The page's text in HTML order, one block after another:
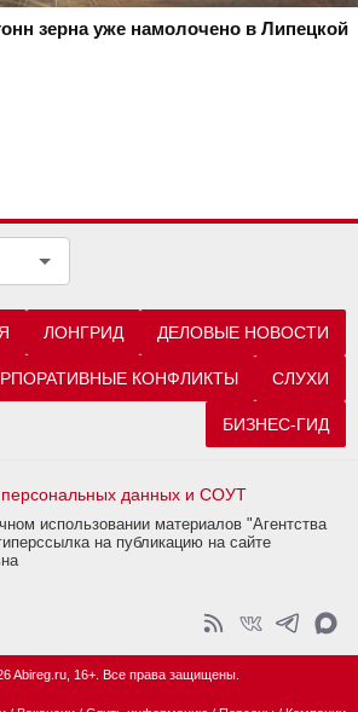
зерна уже намолочено в Липецкой
ЛОНГРИД ДЕЛОВЫЕ НОВОСТИ
КОНФЛИКТЫ СЛУХИ
БИЗНЕС-ГИД
персональных данных и СОУТ
использовании материалов "Агентства
на публикацию на сайте
Abireg.ru, 16+. Все права защищены.